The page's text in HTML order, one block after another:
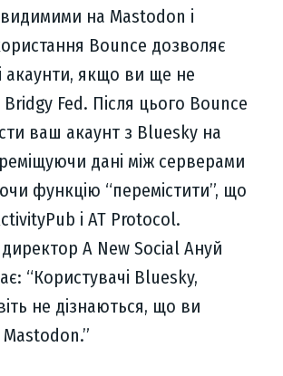
на Mastodon і
Bounce дозволяє
акаунти, якщо ви ще не
Fed. Після цього Bounce
ваш акаунт з Bluesky на
дані між серверами
функцію “перемістити”, що
і AT Protocol.
A New Social Ануй
“Користувачі Bluesky,
не дізнаються, що ви